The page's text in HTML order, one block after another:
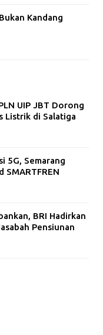
Kandang
UIP JBT Dorong
Listrik di Salatiga
5G, Semarang
SMARTFREN
BRI Hadirkan
Pensiunan